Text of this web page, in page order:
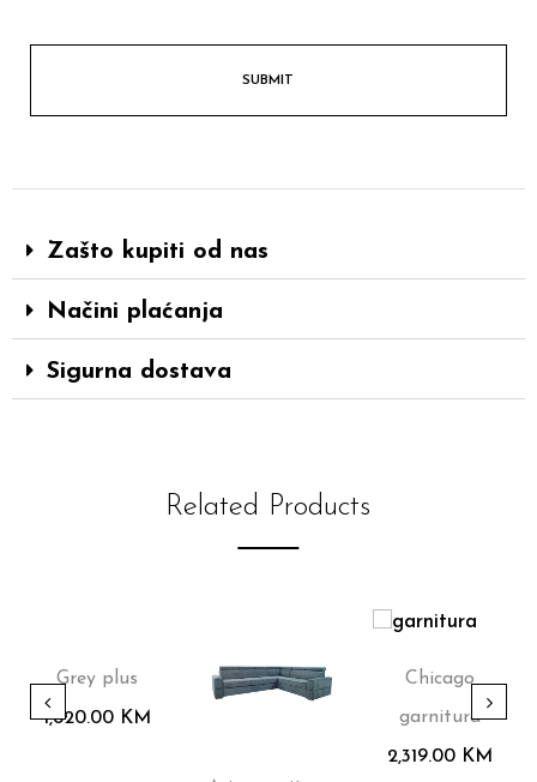
Zašto kupiti od nas
Načini plaćanja
Sigurna dostava
Related Products
Grey plus
1,820.00 KM
Chicago
garnitura
2,319.00 KM